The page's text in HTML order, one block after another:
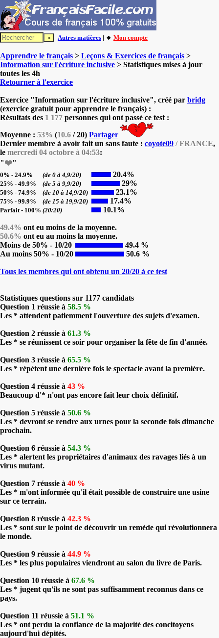
Autres matières | 🔸 Mon compte
Apprendre le français > Leçons & Exercices de français >
Information sur l'écriture inclusive > Statistiques mises à jour
toutes les 4h
Retourner à l'exercice
Exercice "Information sur l'écriture inclusive", créé par bridg
(exercice gratuit pour apprendre le français) :
Résultats des 1 177 personnes qui ont passé ce test :
Moyenne : 53% (10.6 / 20) Partager
Dernier membre à avoir fait un sans faute : coyote09 / FRANCE,
le mercredi 04 octobre à 04:53:
"❤️"
0% - 24.9% (de 0 à 4,9/20) 20.4%
25% - 49.9% (de 5 à 9,9/20) 29%
50% - 74.9% (de 10 à 14,9/20) 23.1%
75% - 99.9% (de 15 à 19,9/20) 17.4%
Parfait - 100% (20/20) 10.1%
49.4% ont eu moins de la moyenne.
50.6% ont eu au moins la moyenne.
Moins de 50% - 10/20
49.4 %
Au moins 50% - 10/20
50.6 %
Tous les membres qui ont obtenu un 20/20 à ce test
Statistiques questions sur 1177 candidats
Question 1 réussie à 58.5 %
Les * attendent patiemment l'ouverture des sujets d'examen.
Question 2 réussie à 61.3 %
Les * se réunissent ce soir pour organiser la fête de fin d'année.
Question 3 réussie à 65.5 %
Les * répètent une dernière fois le spectacle avant la première.
Question 4 réussie à 43 %
Beaucoup d'* n'ont pas encore fait leur choix définitif.
Question 5 réussie à 50.6 %
Les * devront se rendre aux urnes pour la seconde fois dimanche
prochain.
Question 6 réussie à 54.3 %
Les * alertent les propriétaires d'animaux des ravages liés à un
virus mutant.
Question 7 réussie à 40 %
Les * m'ont informée qu'il était possible de construire une usine
sur ce terrain.
Question 8 réussie à 42.3 %
Les * sont sur le point de découvrir un remède qui révolutionnera
le monde.
Question 9 réussie à 44.9 %
Les * les plus populaires viendront au salon du livre de Paris.
Question 10 réussie à 67.6 %
Les * jugent qu'ils ne sont pas suffisamment reconnus dans ce
pays.
Question 11 réussie à 51.1 %
Les * ont perdu la confiance de la majorité des concitoyens
aujourd'hui dépités.